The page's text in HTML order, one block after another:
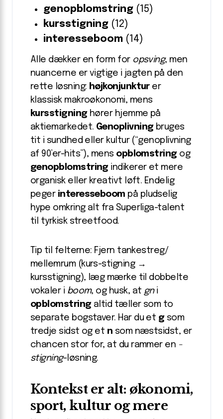
genopblomstring(15)
kursstigning(12)
interesseboom(14)
Alle dækker en form for opsving, men
nuancerne er vigtige i jagten på den
rette løsning: højkonjunkturer
klassisk makroøkonomi, mens
kursstigninghører hjemme på
aktiemarkedet. Genoplivningbruges
tit i sundhed eller kultur (“genoplivning
af 90’er-hits”), mens opblomstringog
genopblomstringindikerer et mere
organisk eller kreativt løft. Endelig
peger interesseboom på pludselig
hype omkring alt fra Superliga-talent
til tyrkisk streetfood.
Tip til felterne: Fjern tankestreg/
mellemrum (kurs-stigning →
kursstigning), læg mærke til dobbelte
vokaler i boom, og husk, at gni
opblomstringaltid tæller som to
separate bogstaver. Har du et gsom
tredje sidst og et n som næstsidst, er
chancen stor for, at du rammer en -
stigning-løsning.
Kontekst er alt: økonomi,
sport, kultur og mere